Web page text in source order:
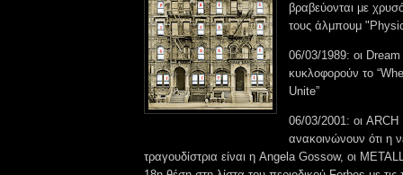
βραβεύονται με
τους άλμπουμ
06/03/1989: οι
κυκλοφορούν το
Unite”
06/03/2001: οι
ανακοινώνουν ότι η
τραγουδίστρια είναι η Angela Gossow, οι